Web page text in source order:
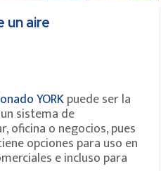
un aire
YORKpuede ser la
sistema de
oficina o negocios, pues
opciones para uso en
e incluso para